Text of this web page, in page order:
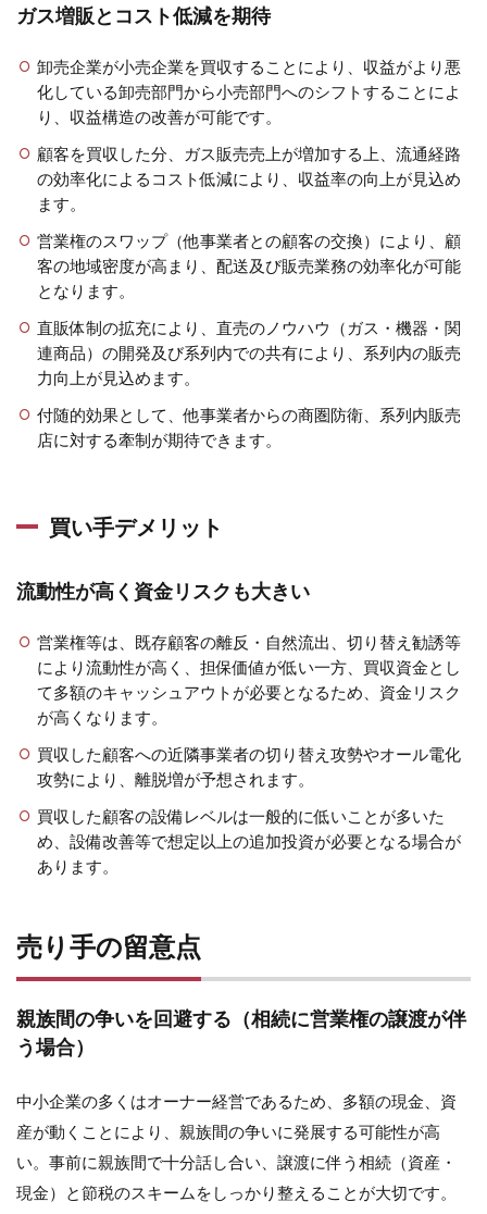
ガス増販とコスト低減を期待
卸売企業が小売企業を買収することにより、収益がより悪
化している卸売部門から小売部門へのシフトすることによ
り、収益構造の改善が可能です。
顧客を買収した分、ガス販売売上が増加する上、流通経路
の効率化によるコスト低減により、収益率の向上が見込め
ます。
営業権のスワップ（他事業者との顧客の交換）により、顧
客の地域密度が高まり、配送及び販売業務の効率化が可能
となります。
直販体制の拡充により、直売のノウハウ（ガス・機器・関
連商品）の開発及び系列内での共有により、系列内の販売
力向上が見込めます。
付随的効果として、他事業者からの商圏防衛、系列内販売
店に対する牽制が期待できます。
買い手デメリット
流動性が高く資金リスクも大きい
営業権等は、既存顧客の離反・自然流出、切り替え勧誘等
により流動性が高く、担保価値が低い一方、買収資金とし
て多額のキャッシュアウトが必要となるため、資金リスク
が高くなります。
買収した顧客への近隣事業者の切り替え攻勢やオール電化
攻勢により、離脱増が予想されます。
買収した顧客の設備レベルは一般的に低いことが多いた
め、設備改善等で想定以上の追加投資が必要となる場合が
あります。
売り手の留意点
親族間の争いを回避する（相続に営業権の譲渡が伴
う場合）
中小企業の多くはオーナー経営であるため、多額の現金、資
産が動くことにより、親族間の争いに発展する可能性が高
い。事前に親族間で十分話し合い、譲渡に伴う相続（資産・
現金）と節税のスキームをしっかり整えることが大切です。